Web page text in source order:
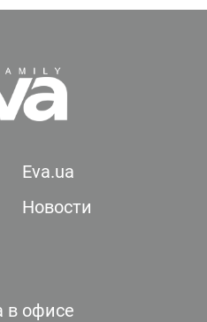
Eva.ua
Новости
в офисе